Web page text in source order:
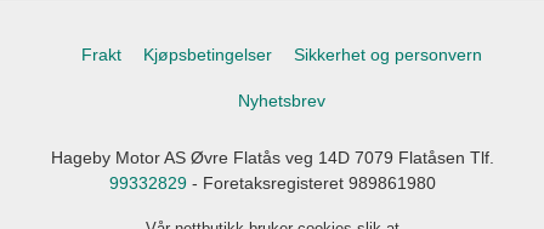
Frakt Kjøpsbetingelser Sikkerhet og personvern
Nyhetsbrev
Hageby Motor AS Øvre Flatås veg 14D 7079 Flatåsen Tlf.
99332829- Foretaksregisteret 989861980